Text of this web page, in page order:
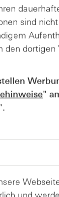
bei
sind
den
"